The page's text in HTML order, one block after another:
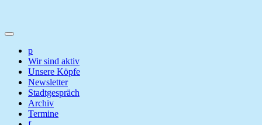
p
Wir sind aktiv
Unsere Köpfe
Newsletter
Stadtgespräch
Archiv
Termine